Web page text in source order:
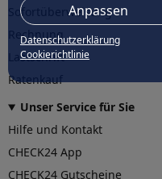
Anpassen
Datenschutzerklärung
Cookierichtlinie
Sofortüberweisung
Rechnung
Lastschrift
Ratenkauf
Unser Service für Sie
Hilfe und Kontakt
CHECK24 App
CHECK24 Gutscheine